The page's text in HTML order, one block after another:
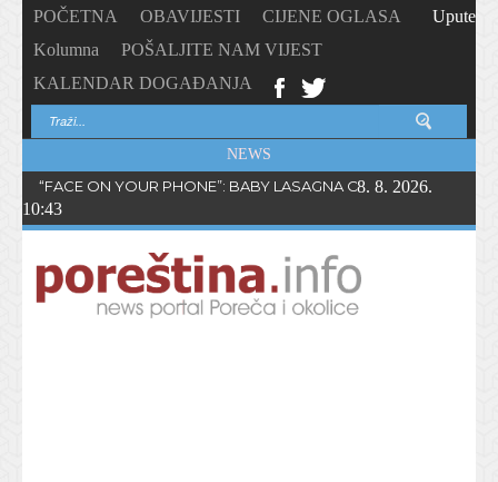
POČETNA OBAVIJESTI
CIJENE OGLASA
Kolumna
POŠALJITE NAM VIJEST
KALENDAR DOGAĐANJA
Upute
NEWS
“FACE ON YOUR PHONE”: BABY LASAGNA OBJAVIO NOVI
8. 8. 2026.
10:43